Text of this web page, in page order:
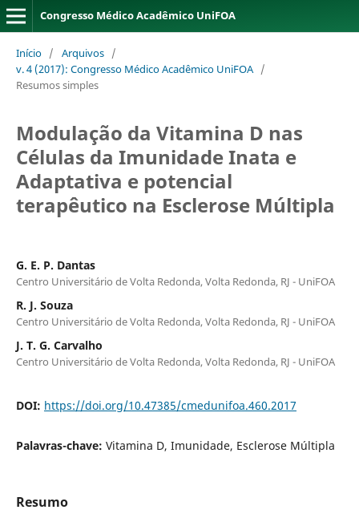
Congresso Médico Acadêmico UniFOA
Início / Arquivos /
v. 4 (2017): Congresso Médico Acadêmico UniFOA /
Resumos simples
Modulação da Vitamina D nas
Células da Imunidade Inata e
Adaptativa e potencial
terapêutico na Esclerose Múltipla
G. E. P. Dantas
Centro Universitário de Volta Redonda, Volta Redonda, RJ - UniFOA
R. J. Souza
Centro Universitário de Volta Redonda, Volta Redonda, RJ - UniFOA
J. T. G. Carvalho
Centro Universitário de Volta Redonda, Volta Redonda, RJ - UniFOA
DOI: https://doi.org/10.47385/cmedunifoa.460.2017
Palavras-chave: Vitamina D, Imunidade, Esclerose Múltipla
Resumo